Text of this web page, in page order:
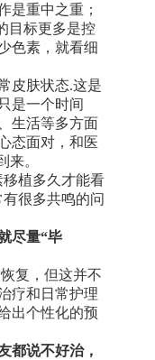
是重中之重；
目标更多是控
色素，就看细
皮肤状态.这是
是一个时间
生活等多方面
态面对，和医
来。
植多久才能看
很多共鸣的问
尽量“毕
复，但这并不
疗和日常护理
出个性化的预
都说不好治，